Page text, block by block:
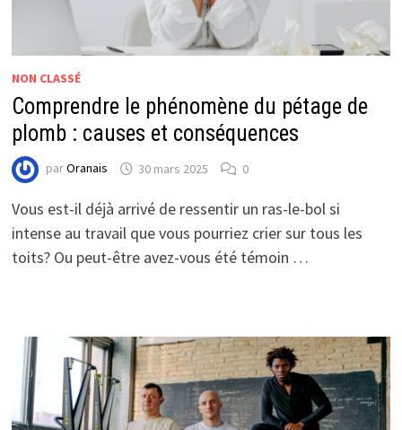
NON CLASSÉ
Comprendre le phénomène du pétage de
plomb : causes et conséquences
parOranais 30 mars 2025 0
Vous est-il déjà arrivé de ressentir un ras-le-bol si
intense au travail que vous pourriez crier sur tous les
toits? Ou peut-être avez-vous été témoin …